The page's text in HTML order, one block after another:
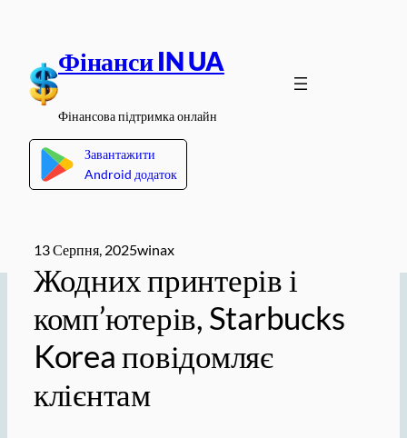
вмісту
Фінанси IN UA
Фінансова підтримка онлайн
Завантажити
Android додаток
13 Серпня, 2025winax
Жодних принтерів і
комп’ютерів, Starbucks
Korea повідомляє
клієнтам